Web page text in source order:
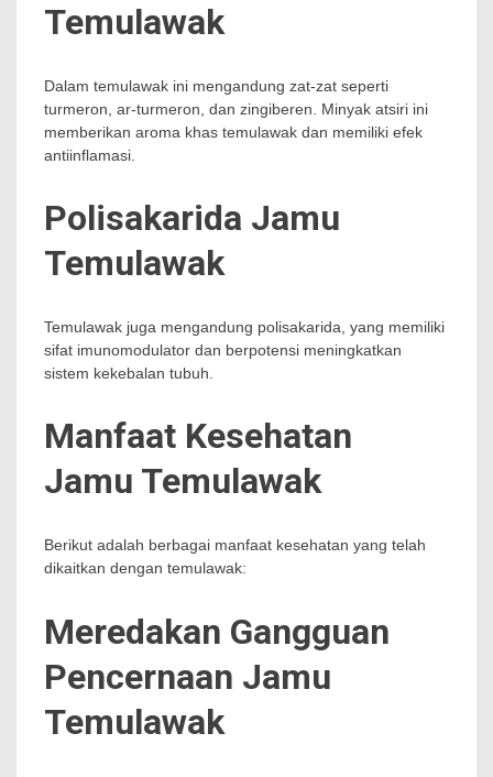
Temulawak
Dalam temulawak ini mengandung zat-zat seperti
turmeron, ar-turmeron, dan zingiberen. Minyak atsiri ini
memberikan aroma khas temulawak dan memiliki efek
antiinflamasi.
Polisakarida Jamu
Temulawak
Temulawak juga mengandung polisakarida, yang memiliki
sifat imunomodulator dan berpotensi meningkatkan
sistem kekebalan tubuh.
Manfaat Kesehatan
Jamu Temulawak
Berikut adalah berbagai manfaat kesehatan yang telah
dikaitkan dengan temulawak:
Meredakan Gangguan
Pencernaan Jamu
Temulawak